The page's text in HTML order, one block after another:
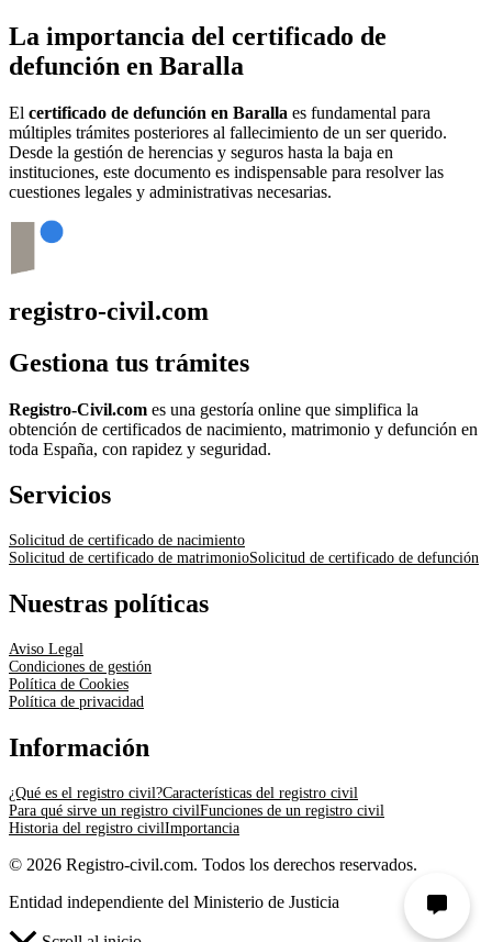
La importancia del certificado de
defunción en Baralla
El certificado de defunción en Baralla es fundamental para
múltiples trámites posteriores al fallecimiento de un ser querido.
Desde la gestión de herencias y seguros hasta la baja en
instituciones, este documento es indispensable para resolver las
cuestiones legales y administrativas necesarias.
registro-civil.com
Gestiona tus trámites
Registro-Civil.com es una gestoría online que simplifica la
obtención de certificados de nacimiento, matrimonio y defunción en
toda España, con rapidez y seguridad.
Servicios
Solicitud de certificado de nacimiento
Solicitud de certificado de matrimonioSolicitud de certificado de defunción
Nuestras políticas
Aviso Legal
Condiciones de gestión
Política de Cookies
Política de privacidad
Información
¿Qué es el registro civil?Características del registro civil
Para qué sirve un registro civilFunciones de un registro civil
Historia del registro civilImportancia
© 2026 Registro-civil.com. Todos los derechos reservados.
Entidad independiente del Ministerio de Justicia